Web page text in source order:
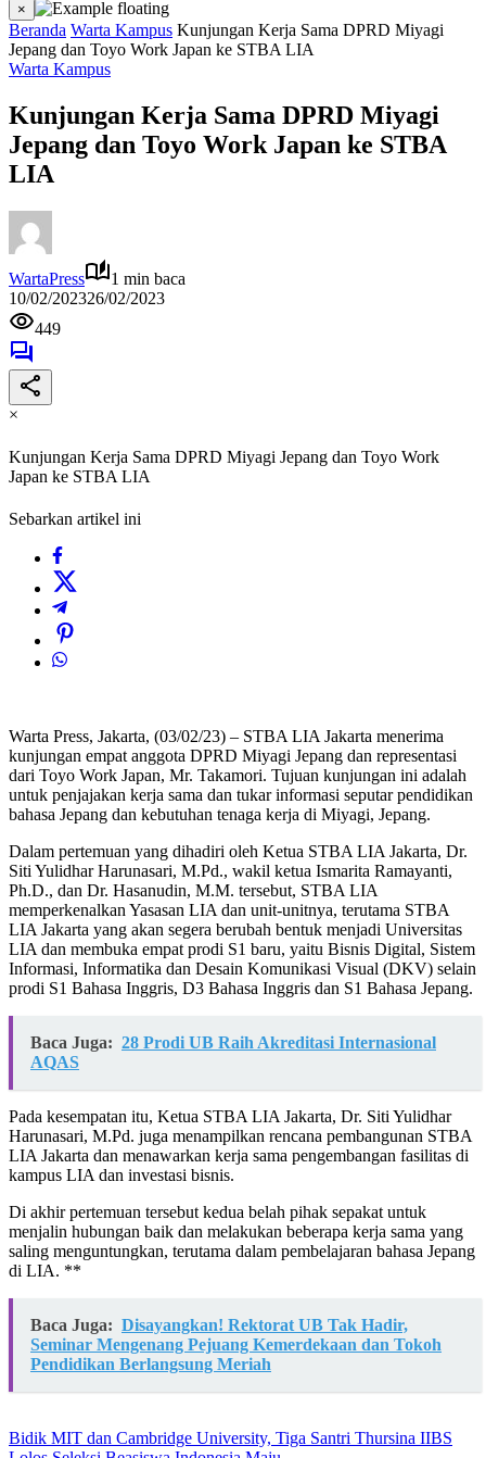
×
Beranda Warta Kampus Kunjungan Kerja Sama DPRD Miyagi
Jepang dan Toyo Work Japan ke STBA LIA
Warta Kampus
Kunjungan Kerja Sama DPRD Miyagi
Jepang dan Toyo Work Japan ke STBA
LIA
WartaPress
1 min baca
10/02/202326/02/2023
449
×
Kunjungan Kerja Sama DPRD Miyagi Jepang dan Toyo Work
Japan ke STBA LIA
Sebarkan artikel ini
Warta Press, Jakarta, (03/02/23) – STBA LIA Jakarta menerima
kunjungan empat anggota DPRD Miyagi Jepang dan representasi
dari Toyo Work Japan, Mr. Takamori. Tujuan kunjungan ini adalah
untuk penjajakan kerja sama dan tukar informasi seputar pendidikan
bahasa Jepang dan kebutuhan tenaga kerja di Miyagi, Jepang.
Dalam pertemuan yang dihadiri oleh Ketua STBA LIA Jakarta, Dr.
Siti Yulidhar Harunasari, M.Pd., wakil ketua Ismarita Ramayanti,
Ph.D., dan Dr. Hasanudin, M.M. tersebut, STBA LIA
memperkenalkan Yasasan LIA dan unit-unitnya, terutama STBA
LIA Jakarta yang akan segera berubah bentuk menjadi Universitas
LIA dan membuka empat prodi S1 baru, yaitu Bisnis Digital, Sistem
Informasi, Informatika dan Desain Komunikasi Visual (DKV) selain
prodi S1 Bahasa Inggris, D3 Bahasa Inggris dan S1 Bahasa Jepang.
Baca Juga: 28 Prodi UB Raih Akreditasi Internasional
AQAS
Pada kesempatan itu, Ketua STBA LIA Jakarta, Dr. Siti Yulidhar
Harunasari, M.Pd. juga menampilkan rencana pembangunan STBA
LIA Jakarta dan menawarkan kerja sama pengembangan fasilitas di
kampus LIA dan investasi bisnis.
Di akhir pertemuan tersebut kedua belah pihak sepakat untuk
menjalin hubungan baik dan melakukan beberapa kerja sama yang
saling menguntungkan, terutama dalam pembelajaran bahasa Jepang
di LIA. **
Baca Juga: Disayangkan! Rektorat UB Tak Hadir,
Seminar Mengenang Pejuang Kemerdekaan dan Tokoh
Pendidikan Berlangsung Meriah
Bidik MIT dan Cambridge University, Tiga Santri Thursina IIBS